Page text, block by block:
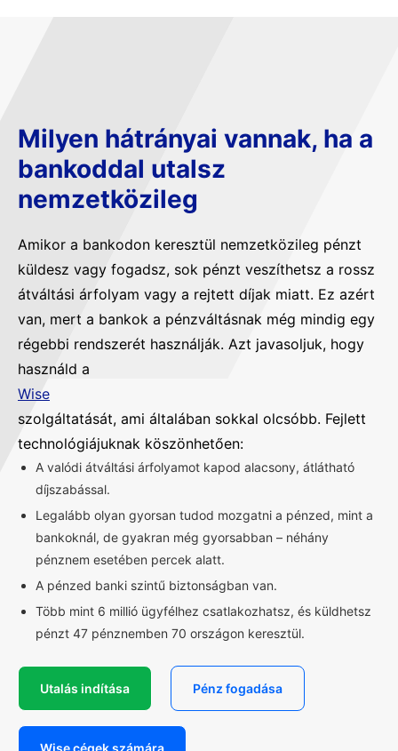
Milyen hátrányai vannak, ha a
bankoddal utalsz
nemzetközileg
Amikor a bankodon keresztül nemzetközileg pénzt
küldesz vagy fogadsz, sok pénzt veszíthetsz a rossz
átváltási árfolyam vagy a rejtett díjak miatt. Ez azért
van, mert a bankok a pénzváltásnak még mindig egy
régebbi rendszerét használják. Azt javasoljuk, hogy
használd a
Wise
szolgáltatását, ami általában sokkal olcsóbb. Fejlett
technológiájuknak köszönhetően:
A valódi átváltási árfolyamot kapod alacsony, átlátható
díjszabással.
Legalább olyan gyorsan tudod mozgatni a pénzed, mint a
bankoknál, de gyakran még gyorsabban – néhány
pénznem esetében percek alatt.
A pénzed banki szintű biztonságban van.
Több mint 6 millió ügyfélhez csatlakozhatsz, és küldhetsz
pénzt 47 pénznemben 70 országon keresztül.
Utalás indítása Pénz fogadása
Wise cégek számára